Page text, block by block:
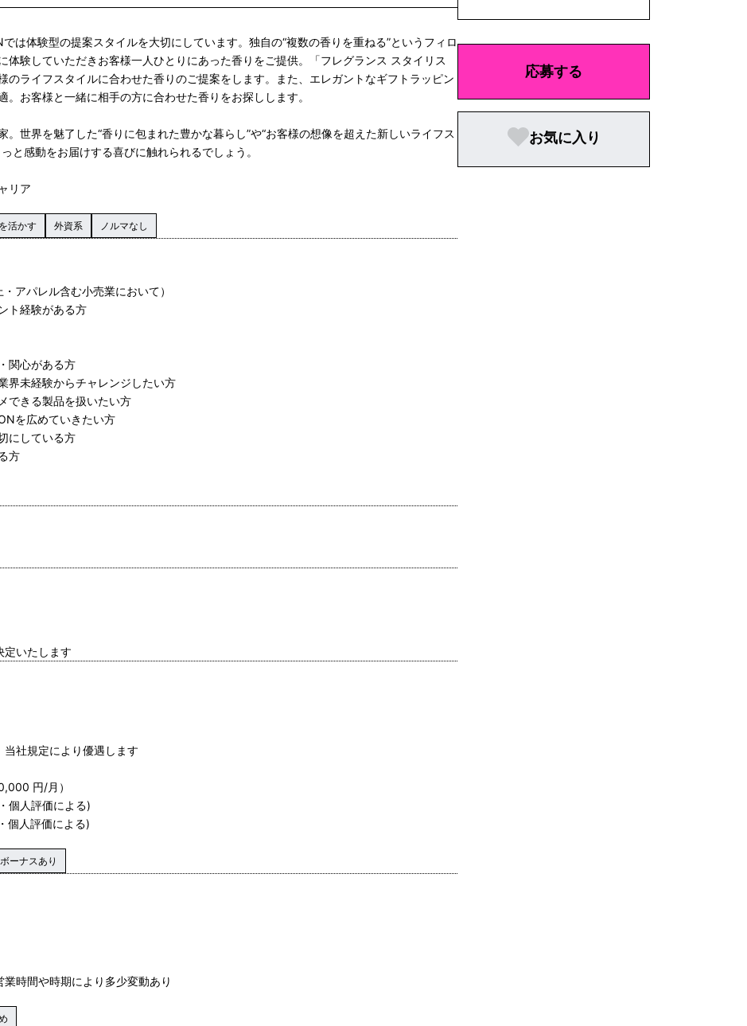
は体験型の提案スタイルを大切にしています。独自の“複数の香りを重ねる”というフィロ
体験していただきお客様一人ひとりにあった香りをご提供。「フレグランス スタイリス
のライフスタイルに合わせた香りのご提案をします。また、エレガントなギフトラッピン
。お客様と一緒に相手の方に合わせた香りをお探しします。
。世界を魅了した“香りに包まれた豊かな暮らし”や“お客様の想像を超えた新しいライフス
と感動をお届けする喜びに触れられるでしょう。
リア
活かす 外資系 ノルマなし
アパレル含む小売業において）
ト経験がある方
関心がある方
界未経験からチャレンジしたい方
できる製品を扱いたい方
を広めていきたい方
にしている方
方
定いたします
社規定により優遇します
円/月）
個人評価による)
個人評価による)
ーナスあり
時間や時期により多少変動あり
応募する
お気に入り